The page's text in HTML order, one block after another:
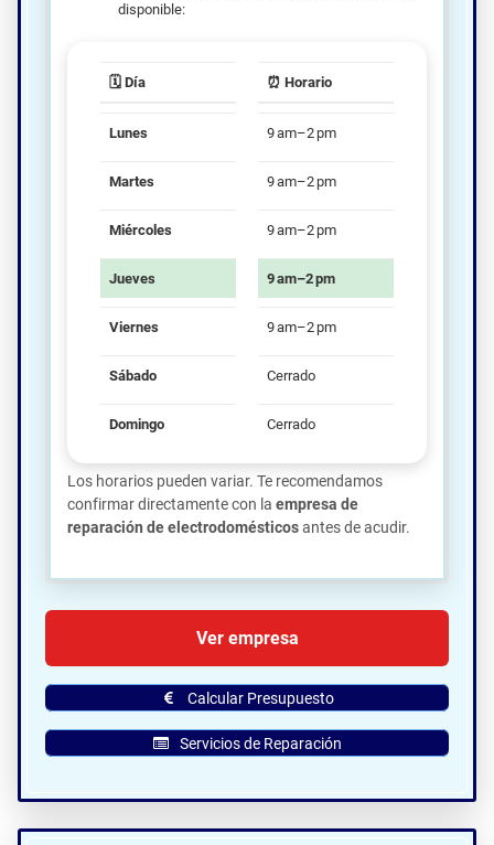
disponible:
🗓️ Día ⏰ Horario
Lunes 9 am–2 pm
Martes 9 am–2 pm
Miércoles 9 am–2 pm
Jueves 9 am–2 pm
Viernes 9 am–2 pm
Sábado Cerrado
Domingo Cerrado
Los horarios pueden variar. Te recomendamos
confirmar directamente con la empresa de
reparación de electrodomésticosantes de acudir.
🗺️ Ubicación de Reparaciones
Freije S.l en Gijón:
Ver empresa
Calcular Presupuesto
Servicios de Reparación